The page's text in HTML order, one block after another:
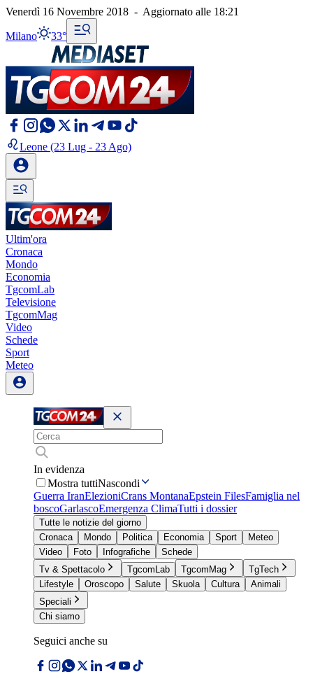
Venerdì 16 Novembre 2018 - Aggiornato alle 18:21
Milano 33°
Leone (23 Lug - 23 Ago)
Ultim'ora
Cronaca
Mondo
Economia
TgcomLab
Televisione
TgcomMag
Video
Schede
Sport
Meteo
In evidenza
Mostra tuttiNascondi
Guerra IranElezioniCrans MontanaEpstein FilesFamiglia nel
boscoGarlascoEmergenza ClimaTutti i dossier
Tutte le notizie del giorno
Cronaca
Mondo Politica Economia Sport
Meteo
Video
Foto Infografiche
Schede
Tv & Spettacolo
TgcomLab TgcomMag
TgTech
Lifestyle
Oroscopo Salute Skuola Cultura
Animali
Speciali
Chi siamo
Seguici anche su